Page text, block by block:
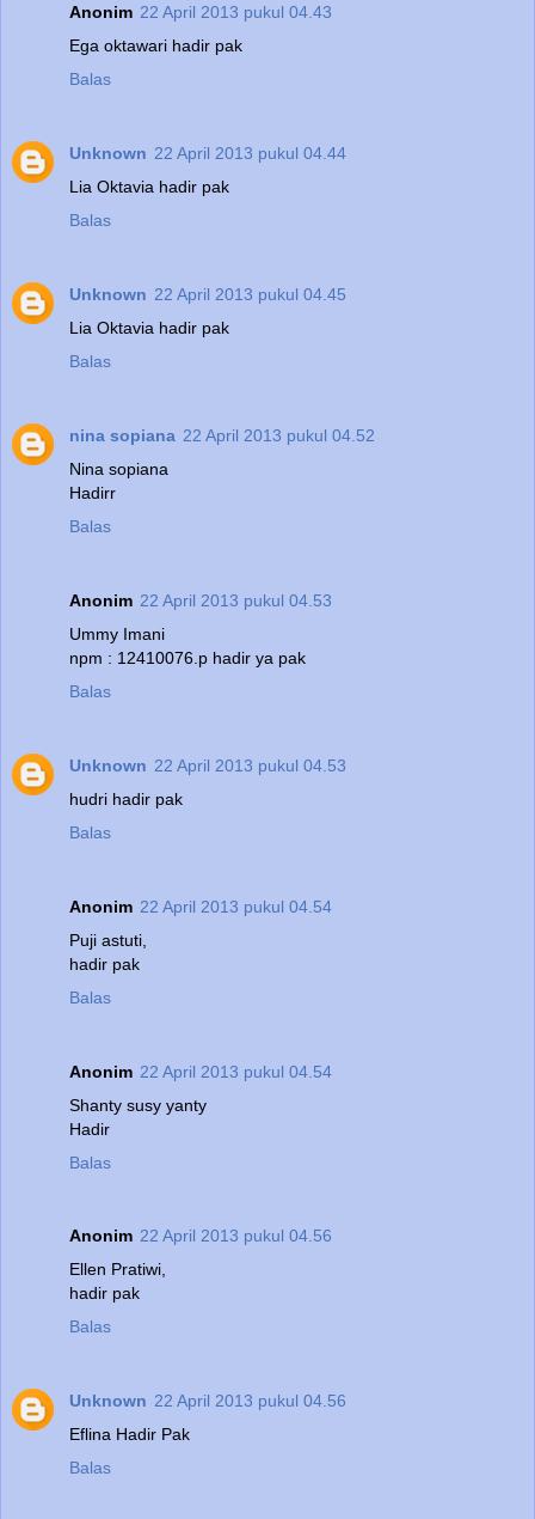
Anonim 22 April 2013 pukul 04.43
Ega oktawari hadir pak
Balas
Unknown 22 April 2013 pukul 04.44
Lia Oktavia hadir pak
Balas
Unknown 22 April 2013 pukul 04.45
Lia Oktavia hadir pak
Balas
nina sopiana 22 April 2013 pukul 04.52
Nina sopiana
Hadirr
Balas
Anonim 22 April 2013 pukul 04.53
Ummy Imani
npm : 12410076.p hadir ya pak
Balas
Unknown 22 April 2013 pukul 04.53
hudri hadir pak
Balas
Anonim 22 April 2013 pukul 04.54
Puji astuti,
hadir pak
Balas
Anonim 22 April 2013 pukul 04.54
Shanty susy yanty
Hadir
Balas
Anonim 22 April 2013 pukul 04.56
Ellen Pratiwi,
hadir pak
Balas
Unknown 22 April 2013 pukul 04.56
Eflina Hadir Pak
Balas